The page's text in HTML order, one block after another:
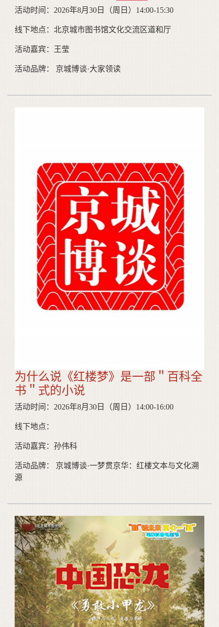
活动时间：2026年8月30日（周日）14:00-15:30
线下地点：北京城市图书馆文化交流区道和厅
活动嘉宾：王莹
活动品牌： 京城博谈·大家领读
为什么说《红楼梦》是一部＂百科全
书＂式的小说
活动时间：2026年8月30日（周日）14:00-16:00
线下地点：
活动嘉宾：孙伟科
活动品牌： 京城博谈·一梦贯京华：红楼文本与文化溯
源